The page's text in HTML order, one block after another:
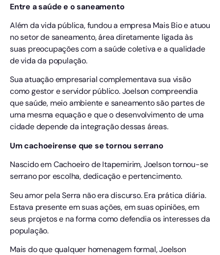
Entre a saúde e o saneamento
Além da vida pública, fundou a empresa Mais Bio e atuou
no setor de saneamento, área diretamente ligada às
suas preocupações com a saúde coletiva e a qualidade
de vida da população.
Sua atuação empresarial complementava sua visão
como gestor e servidor público. Joelson compreendia
que saúde, meio ambiente e saneamento são partes de
uma mesma equação e que o desenvolvimento de uma
cidade depende da integração dessas áreas.
Um cachoeirense que se tornou serrano
Nascido em Cachoeiro de Itapemirim, Joelson tornou-se
serrano por escolha, dedicação e pertencimento.
Seu amor pela Serra não era discurso. Era prática diária.
Estava presente em suas ações, em suas opiniões, em
seus projetos e na forma como defendia os interesses da
população.
Mais do que qualquer homenagem formal, Joelson